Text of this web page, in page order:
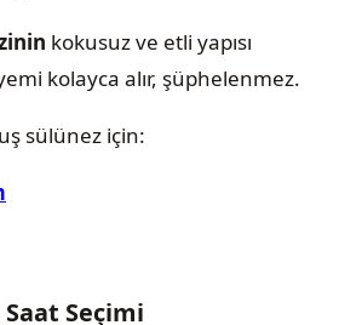
kokusuz ve etli yapısı
kolayca alır, şüphelenmez.
sülünez için:
Seçimi